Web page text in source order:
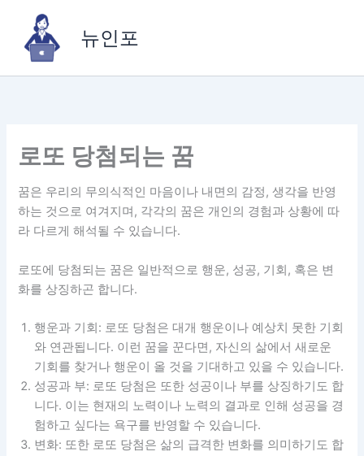
뉴인포
로또 당첨되는 꿈
꿈은 우리의 무의식적인 마음이나 내면의 감정, 생각을 반영
하는 것으로 여겨지며, 각각의 꿈은 개인의 경험과 상황에 따
라 다르게 해석될 수 있습니다.
로또에 당첨되는 꿈은 일반적으로 행운, 성공, 기회, 혹은 변
화를 상징하곤 합니다.
행운과 기회: 로또 당첨은 대개 행운이나 예상치 못한 기회
와 연관됩니다. 이런 꿈을 꾼다면, 자신의 삶에서 새로운
기회를 찾거나 행운이 올 것을 기대하고 있을 수 있습니다.
성공과 부: 로또 당첨은 또한 성공이나 부를 상징하기도 합
니다. 이는 현재의 노력이나 노력의 결과로 인해 성공을 경
험하고 싶다는 욕구를 반영할 수 있습니다.
변화: 또한 로또 당첨은 삶의 급격한 변화를 의미하기도 합